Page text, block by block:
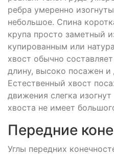
ребра умеренно
небольшое. Спина
крупа просто заметный
купированным или
хвост обычно
длину, высоко посажен
Естественный хвост
движения слегка
хвоста не имеет
Передние
Углы передних